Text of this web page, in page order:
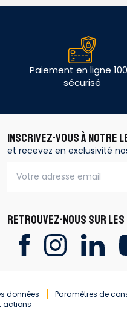
Paiement en ligne
sécurisé
INSCRIVEZ-VOUS À NOTRE
et recevez en exclusivité
RETROUVEZ-NOUS SUR
données Paramètres de
actions